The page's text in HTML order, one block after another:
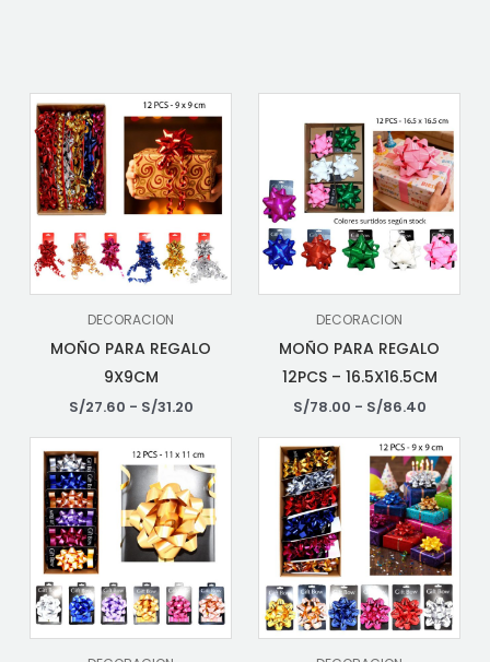
DECORACION
MOÑO PARA REGALO
9X9CM
S/27.60 - S/31.20
DECORACION
MOÑO PARA REGALO
12PCS – 16.5X16.5CM
S/78.00 - S/86.40